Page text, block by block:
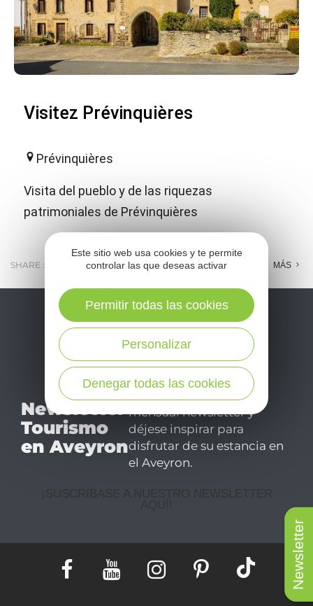
Newsletter
Visitez Prévinquières
Prévinquières
Visita del pueblo y de las riquezas
patrimoniales de Prévinquières
SHARE : E-MAIL MESSENGER FACEBOOK MÁS
Newsletter
Tourismo
en Aveyron
No se pierda nuestro
mensual newsletter y
déjese inspirar para
disfrutar de su estancia en
el Aveyron.
¡SUSCRÍBASE A NUESTRO NEWSLETTER
AQUÍ!
Este sitio web usa cookies y te permite
controlar las que deseas activar
Denegar todas las cookies
Personalizar
Permitir todas las cookies